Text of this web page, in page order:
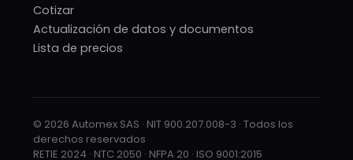
Cotizar
Actualización de datos y documentos
Lista de precios
© 2026 Automex SAS · NIT 900.207.008-3 · Todos los
derechos reservados
RETIE 2024 · NTC 2050 · NFPA 20 · ISO 9001:2015